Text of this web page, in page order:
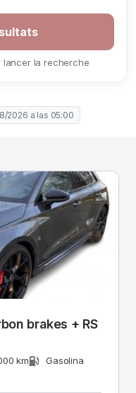
lancer la recherche
2026 a las 05:00
brakes + RS
km
Gasolina